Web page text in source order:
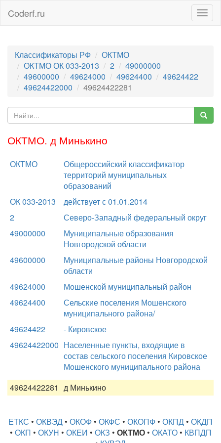
Coderf.ru
Классификаторы РФ
ОКТМО
ОКТМО ОК 033-2013
2
49000000
49600000
49624000 49624400
49624422
49624422000
49624422281
ОКТМО. д Минькино
ОКТМО
Общероссийский классификатор
территорий муниципальных
образований
ОК 033-2013
действует с 01.01.2014
2
Северо-Западный федеральный округ
49000000
Муниципальные образования
Новгородской области
49600000
Муниципальные районы Новгородской
области
49624000
Мошенской муниципальный район
49624400
Сельские поселения Мошенского
муниципального района/
49624422
- Кировское
49624422000 Населенные пункты, входящие в
состав сельского поселения Кировское
Мошенского муниципального района
49624422281 д Минькино
ЕТКС • ОКВЭД • ОКОФ • ОКФС • ОКОПФ • ОКПД • ОКДП
• ОКП • ОКУН • ОКЕИ • ОКЗ • ОКТМО• ОКАТО• КВПДП